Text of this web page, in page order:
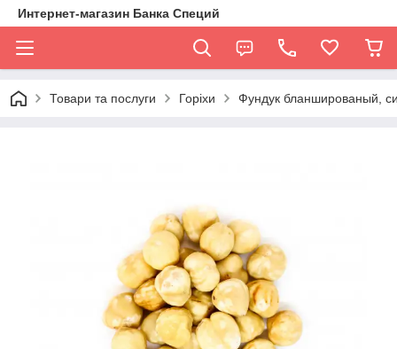
Интернет-магазин Банка Специй
Товари та послуги Горіхи Фундук бланшированый,